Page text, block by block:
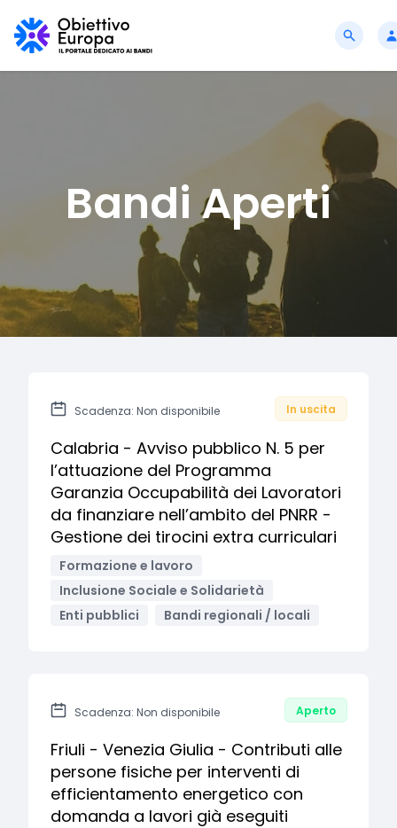
Bandi Aperti
Scadenza: Non disponibile In uscita
Calabria - Avviso pubblico N. 5 per
l’attuazione del Programma
Garanzia Occupabilità dei Lavoratori
da finanziare nell’ambito del PNRR -
Gestione dei tirocini extra curriculari
Formazione e lavoro
Inclusione Sociale e Solidarietà
Enti pubblici
Bandi regionali / locali
Scadenza: Non disponibile Aperto
Friuli - Venezia Giulia - Contributi alle
persone fisiche per interventi di
efficientamento energetico con
domanda a lavori già eseguiti